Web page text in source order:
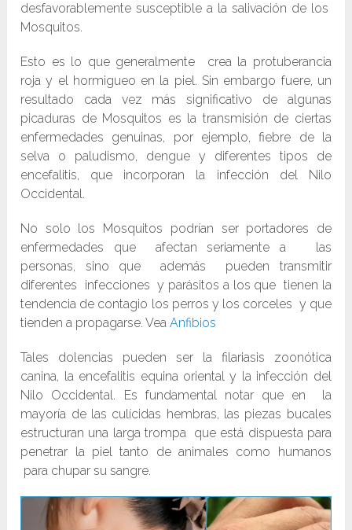
desfavorablemente susceptible a la salivación de los
Mosquitos.
Esto es lo que generalmente crea la protuberancia
roja y el hormigueo en la piel. Sin embargo fuere, un
resultado cada vez más significativo de algunas
picaduras de Mosquitos es la transmisión de ciertas
enfermedades genuinas, por ejemplo, fiebre de la
selva o paludismo, dengue y diferentes tipos de
encefalitis, que incorporan la infección del Nilo
Occidental.
No solo los Mosquitos podrían ser portadores de
enfermedades que afectan seriamente a las
personas, sino que además pueden transmitir
diferentes infecciones y parásitos a los que tienen la
tendencia de contagio los perros y los corceles y que
tienden a propagarse. VeaAnfibios
Tales dolencias pueden ser la filariasis zoonótica
canina, la encefalitis equina oriental y la infección del
Nilo Occidental. Es fundamental notar que en la
mayoría de las culícidas hembras, las piezas bucales
estructuran una larga trompa que está dispuesta para
penetrar la piel tanto de animales como humanos
para chupar su sangre.